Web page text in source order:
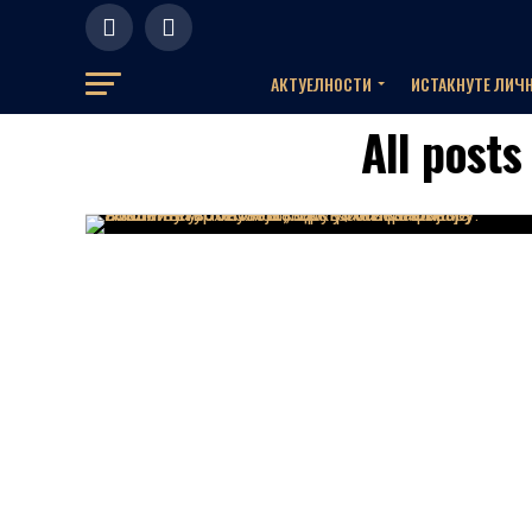
АКТУЕЛНOСТИ ИСТАКНУТЕ
All posts